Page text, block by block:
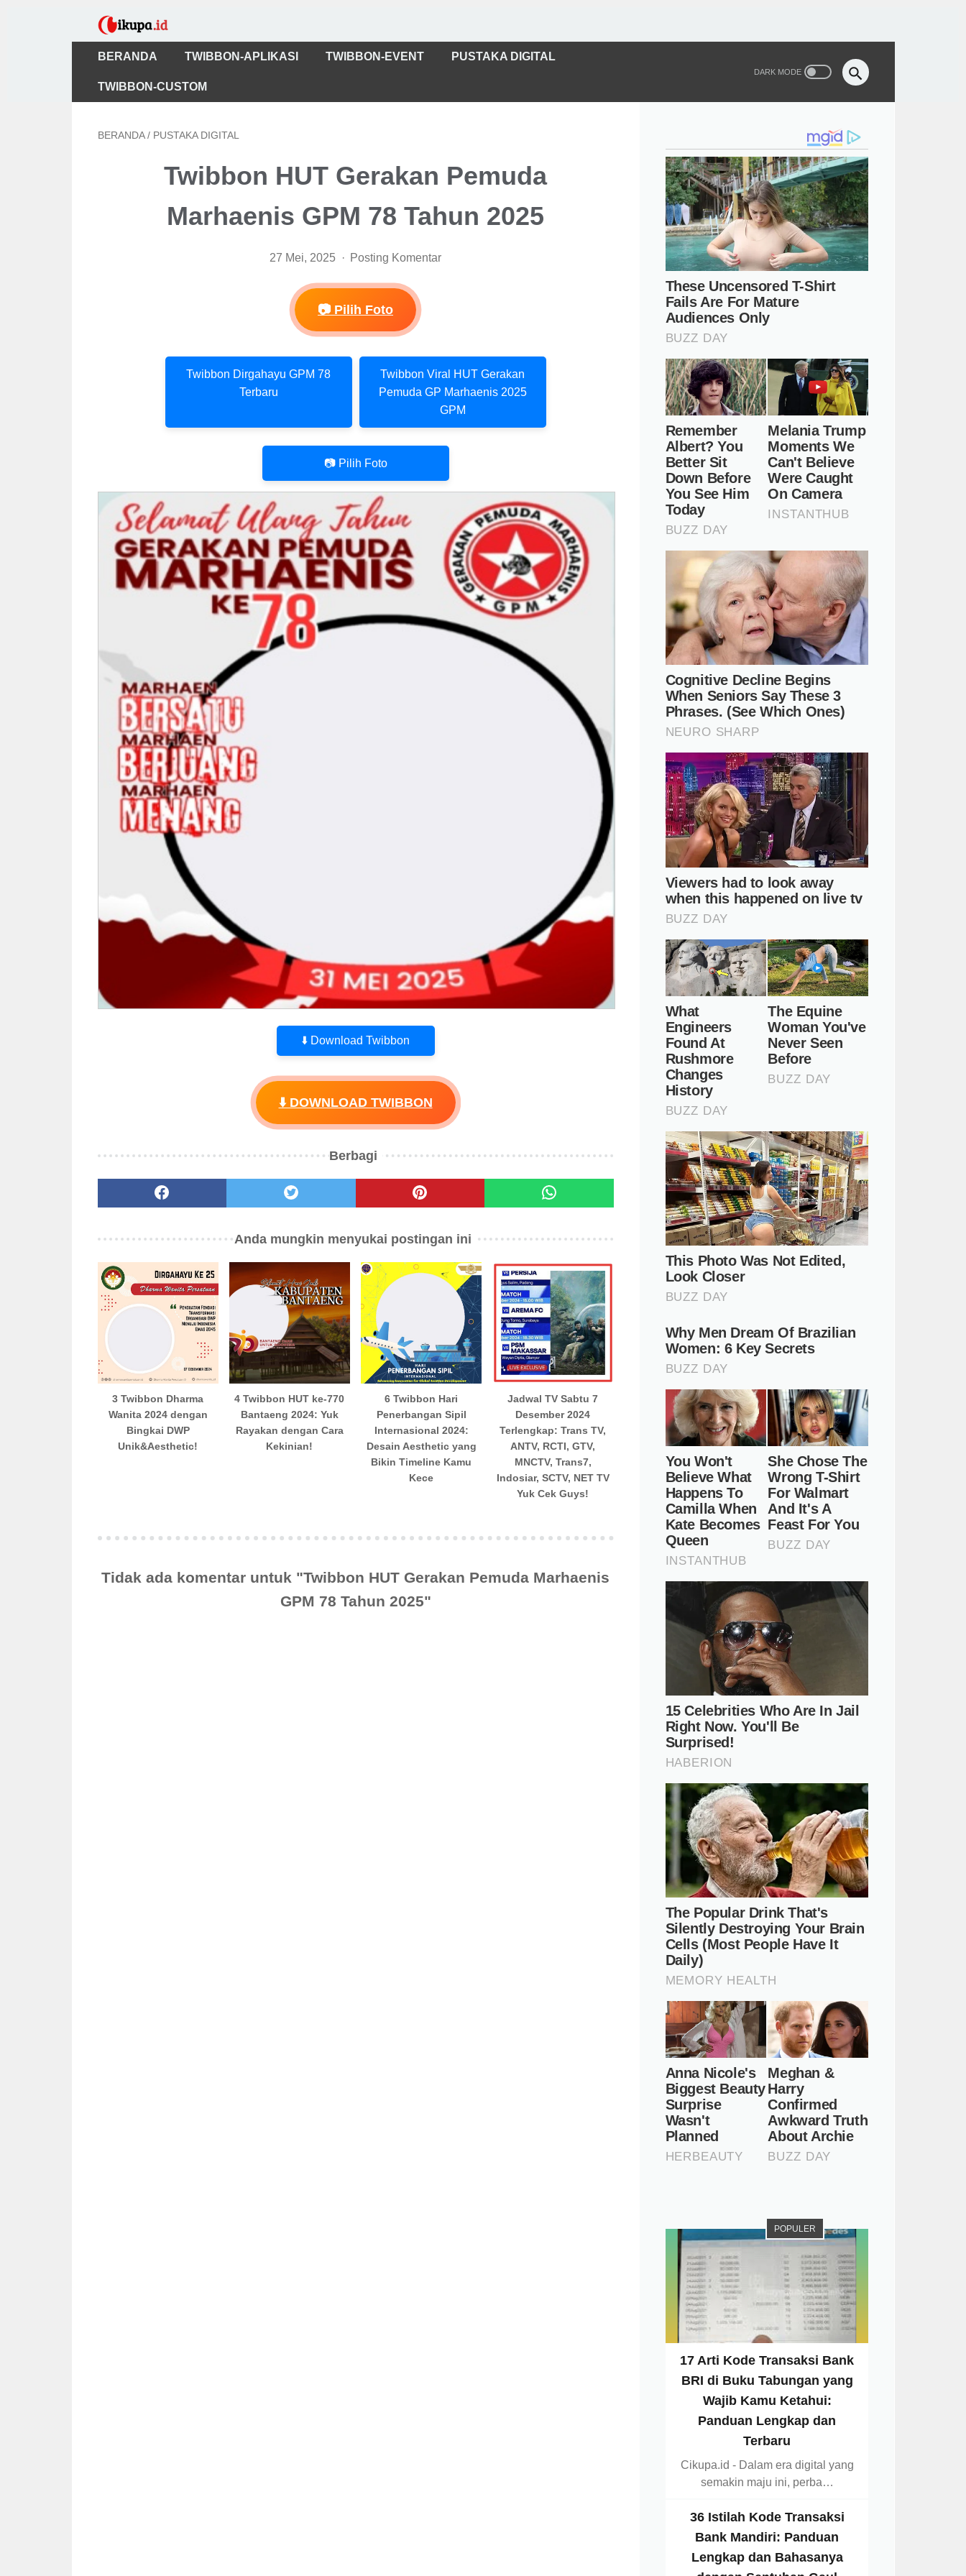
BERANDA TWIBBON-APLIKASI TWIBBON-EVENT PUSTAKA DIGITAL
TWIBBON-CUSTOM
BERANDA / PUSTAKA DIGITAL
Twibbon HUT Gerakan Pemuda
Marhaenis GPM 78 Tahun 2025
27 Mei, 2025 Posting Komentar
📷 Pilih Foto
Twibbon Dirgahayu GPM 78
Terbaru
Twibbon Viral HUT Gerakan
Pemuda GP Marhaenis 2025
GPM
📷 Pilih Foto
⬇️ Download Twibbon
⬇️ DOWNLOAD TWIBBON
Berbagi
Anda mungkin menyukai postingan ini
3 Twibbon Dharma
Wanita 2024 dengan
Bingkai DWP
Unik&Aesthetic!
4 Twibbon HUT ke-770
Bantaeng 2024: Yuk
Rayakan dengan Cara
Kekinian!
6 Twibbon Hari
Penerbangan Sipil
Internasional 2024:
Desain Aesthetic yang
Bikin Timeline Kamu
Kece
Jadwal TV Sabtu 7
Desember 2024
Terlengkap: Trans TV,
ANTV, RCTI, GTV,
MNCTV, Trans7,
Indosiar, SCTV, NET TV
Yuk Cek Guys!
Tidak ada komentar untuk "Twibbon HUT Gerakan Pemuda Marhaenis
GPM 78 Tahun 2025"
POPULER
17 Arti Kode Transaksi Bank
BRI di Buku Tabungan yang
Wajib Kamu Ketahui:
Panduan Lengkap dan
Terbaru
Cikupa.id - Dalam era digital yang
semakin maju ini, perba…
36 Istilah Kode Transaksi
Bank Mandiri: Panduan
Lengkap dan Bahasanya